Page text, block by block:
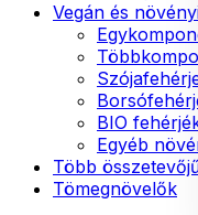
Vegán és
BIO
Egyéb
Több
Tömegnövelők